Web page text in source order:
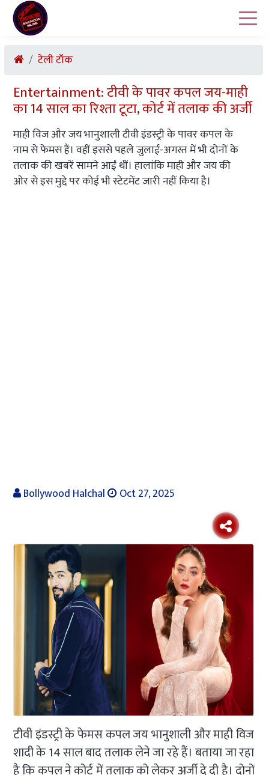
टेली टॉक
Entertainment: टीवी के पावर कपल जय-माही
का 14 साल का रिश्ता टूटा, कोर्ट में तलाक की अर्जी
माही विज और जय भानुशाली टीवी इंडस्ट्री के पावर कपल के
नाम से फेमस हैं। वहीं इससे पहले जुलाई-अगस्त में भी दोनों के
तलाक की खबरें सामने आईं थीं। हालांकि माही और जय की
ओर से इस मुद्दे पर कोई भी स्टेटमेंट जारी नहीं किया है।
Bollywood Halchal Oct 27, 2025
टीवी इंडस्ट्री के फेमस कपल जय भानुशाली और माही विज
शादी के 14 साल बाद तलाक लेने जा रहे हैं। बताया जा रहा
है कि कपल ने कोर्ट में तलाक को लेकर अर्जी दे दी है। दोनों